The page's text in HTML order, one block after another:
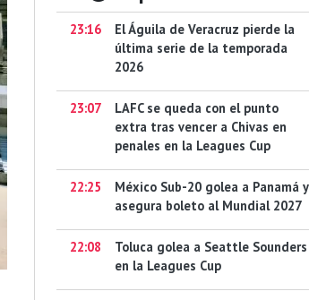
23:16
El Águila de Veracruz pierde la
última serie de la temporada
2026
23:07
LAFC se queda con el punto
extra tras vencer a Chivas en
penales en la Leagues Cup
22:25
México Sub-20 golea a Panamá y
asegura boleto al Mundial 2027
22:08
Toluca golea a Seattle Sounders
en la Leagues Cup